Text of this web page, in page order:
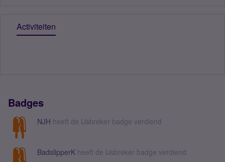
Activiteiten
Badges
NJH heeft de IJsbreker badge verdiend
BadslipperK heeft de IJsbreker badge verdiend